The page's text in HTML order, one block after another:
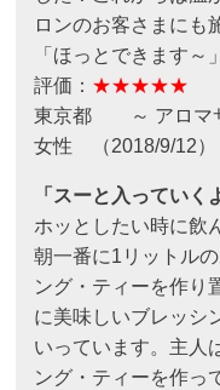
ロンのお客さまにも
「ほっとできます～
評価： ★★★★★
東京都 ～ アロマ
女性 （2018/9/12）
「スーと入っていく
ホッとしたい時に飲
朝一番に1リットル
ング・ティーを作り
に美味しいブレッシ
いっています。主人
ング・ティーを作っ